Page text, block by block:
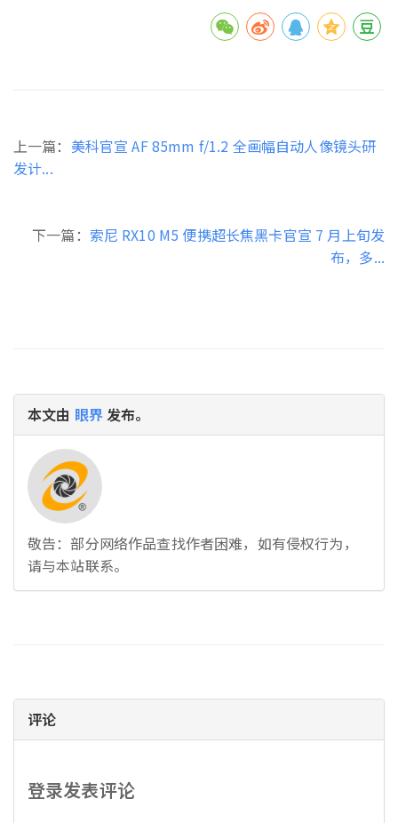
上一篇： 美科官宣 AF 85mm f/1.2 全画幅自动人像镜头研
发计...
下一篇： 索尼 RX10 M5 便携超长焦黑卡官宣 7 月上旬发
布，多...
本文由 眼界 发布。
敬告：部分网络作品查找作者困难，如有侵权行为，
请与本站联系。
评论
登录发表评论